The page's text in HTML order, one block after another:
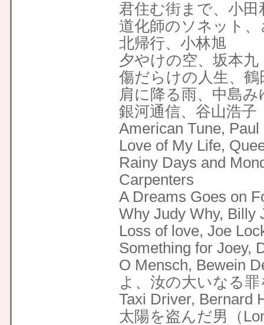
君住む街まで、小田
道化師のソネット
北帰行、小林旭
夕やけの空、坂本九
傷だらけの人生、鶴
肩に降る雨、中島み
銀河通信、谷山浩子
American Tune, Paul
Love of My Life,
Rainy Days and
Carpenters
A Dreams Goes on
Why Judy Why, Billy
Loss of love, Joe
Something for Joey,
O Mensch, Bewein
よ、汝の大いなる
Taxi Driver, Bernard
太陽を盗んだ男（